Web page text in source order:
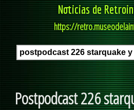
Noticias de
https://
Postpodcast 226